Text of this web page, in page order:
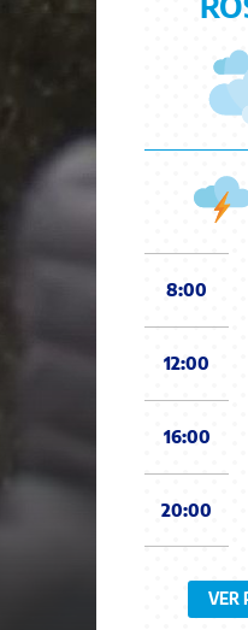
8:00
12:00
16:00
20:00
VER